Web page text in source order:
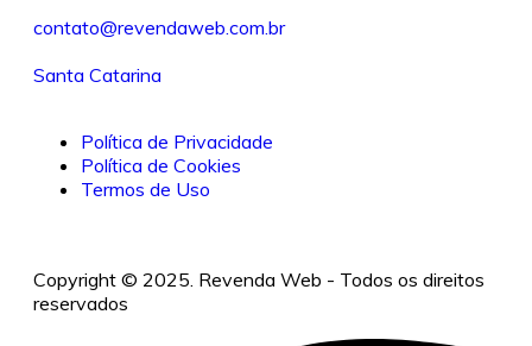
contato@revendaweb.com.br
Santa Catarina
Política de Privacidade
Política de Cookies
Termos de Uso
Copyright © 2025. Revenda Web - Todos os direitos
reservados